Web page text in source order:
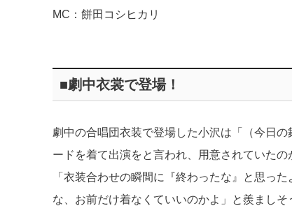
MC：餅田コシヒカリ
■劇中衣裳で登場！
劇中の合唱団衣装で登場した小沢は「（今日
ードを着て出演をと言われ、用意されていたの
「衣装合わせの瞬間に『終わったな』と思っ
な、お前だけ着なくていいのかよ」と羨ましそ